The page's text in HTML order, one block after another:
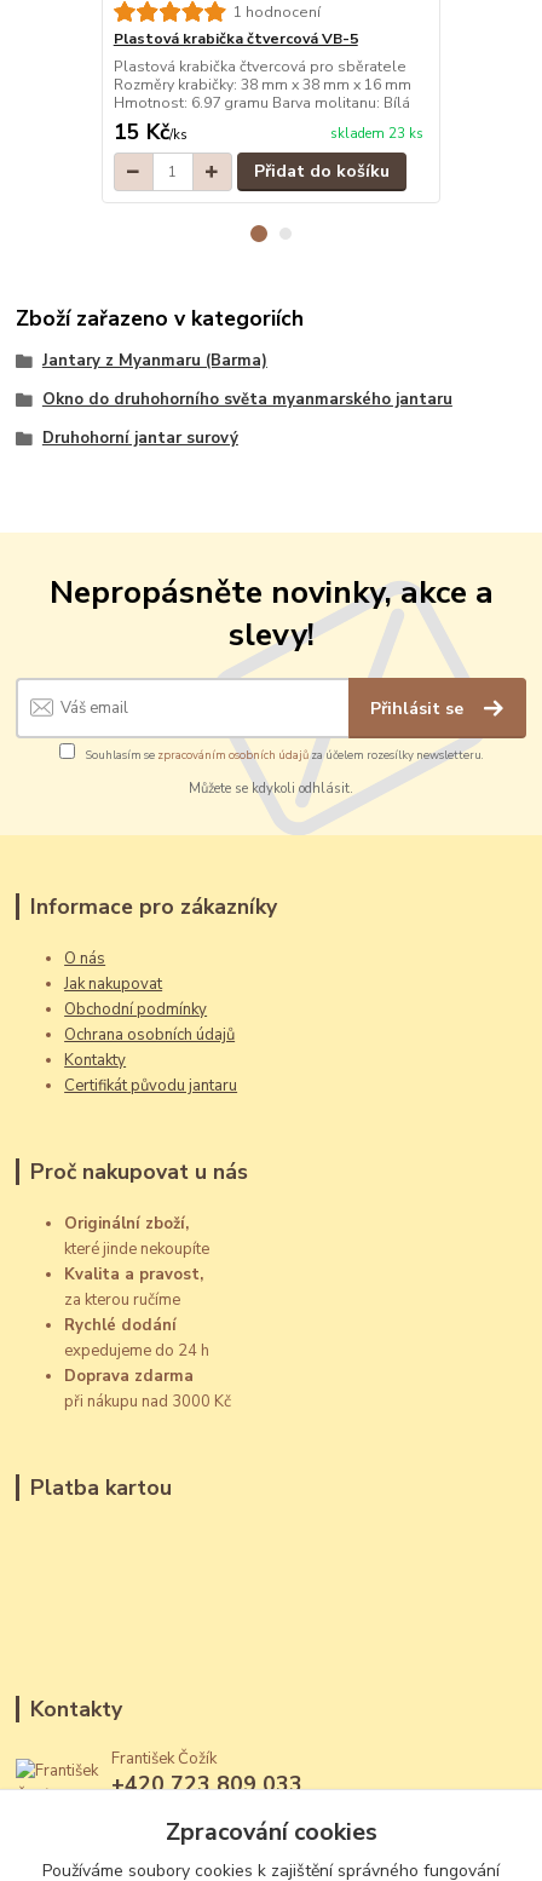
1 hodnocení
Plastová krabička čtvercová VB-5
Plastová krabička čtvercová pro sběratele
Rozměry krabičky: 38 mm x 38 mm x 16 mm
Hmotnost: 6.97 gramu Barva molitanu: Bílá
15 Kč/ks skladem 23 ks
Přidat do košíku
Zboží zařazeno v kategoriích
Jantary z Myanmaru (Barma)
Okno do druhohorního světa myanmarského jantaru
Druhohorní jantar surový
Nepropásněte novinky, akce a
slevy!
Přihlásit se
Souhlasím se zpracováním osobních údajůza účelem rozesílky newsletteru.
Můžete se kdykoli odhlásit.
Informace pro zákazníky
O nás
Jak nakupovat
Obchodní podmínky
Ochrana osobních údajů
Kontakty
Certifikát původu jantaru
Proč nakupovat u nás
Originální zboží,
které jinde nekoupíte
Kvalita a pravost,
za kterou ručíme
Rychlé dodání
expedujeme do 24 h
Doprava zdarma
při nákupu nad 3000 Kč
Platba kartou
Kontakty
František Čožík
+420 723 809 033
Zpracování cookies
Používáme soubory cookies k zajištění správného fungování